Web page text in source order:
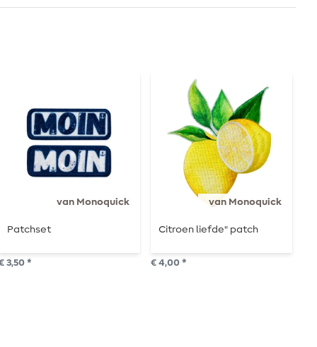
van Monoquick
Patchset
3,50 *
van Monoquick
Citroen liefde" patch
€ 4,00 *